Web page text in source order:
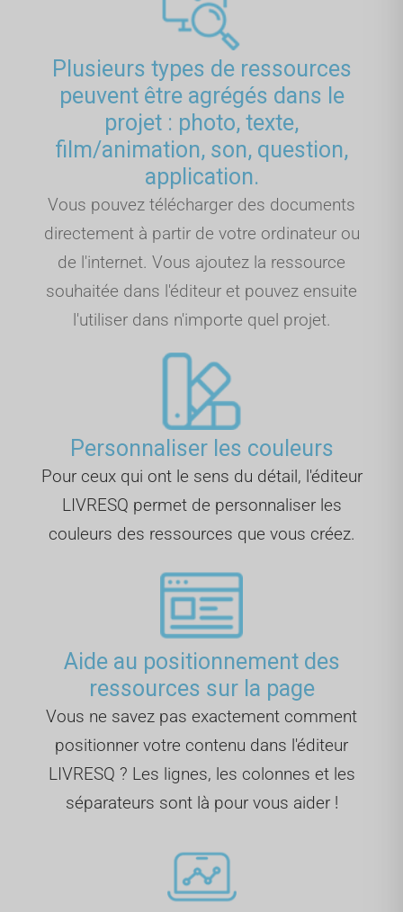
Plusieurs types de ressources
peuvent être agrégés dans le
projet : photo, texte,
film/animation, son, question,
application.
Vous pouvez télécharger des documents
directement à partir de votre ordinateur ou
de l'internet. Vous ajoutez la ressource
souhaitée dans l'éditeur et pouvez ensuite
l'utiliser dans n'importe quel projet.
Personnaliser les couleurs
Pour ceux qui ont le sens du détail, l'éditeur
LIVRESQ permet de personnaliser les
couleurs des ressources que vous créez.
Aide au positionnement des
ressources sur la page
Vous ne savez pas exactement comment
positionner votre contenu dans l'éditeur
LIVRESQ ? Les lignes, les colonnes et les
séparateurs sont là pour vous aider !